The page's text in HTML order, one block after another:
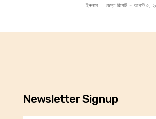
ইসলাম ডেস্ক রিপোর্ট - আগস্ট ৫,
Newsletter Signup